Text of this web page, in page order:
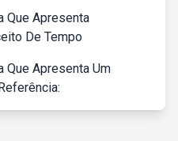
Que Apresenta
De Tempo
Que Apresenta Um